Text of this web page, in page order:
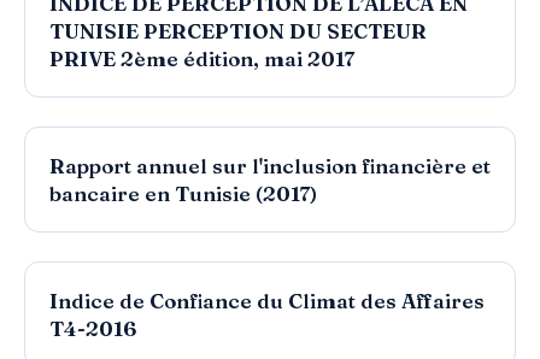
TUNISIE PERCEPTION DU SECTEUR
PRIVE 2ème édition, mai 2017